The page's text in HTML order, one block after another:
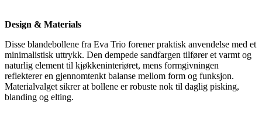
Design & Materials
Disse blandebollene fra Eva Trio forener praktisk anvendelse med et
minimalistisk uttrykk. Den dempede sandfargen tilfører et varmt og
naturlig element til kjøkkeninteriøret, mens formgivningen
reflekterer en gjennomtenkt balanse mellom form og funksjon.
Materialvalget sikrer at bollene er robuste nok til daglig pisking,
blanding og elting.